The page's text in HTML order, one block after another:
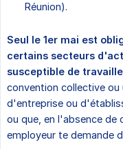
Réunion).
Seul le 1er mai est
certains secteurs
susceptible de
convention collective ou
d'entreprise ou
ou que, en l'absence
employeur te demande